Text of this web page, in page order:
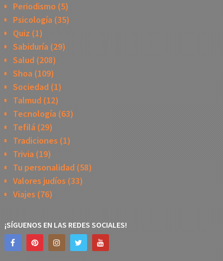
Periodismo (5)
Psicología(35)
Quiz (1)
Sabiduría(29)
Salud (208)
Shoa(109)
Sociedad(1)
Talmud (12)
Tecnología(63)
Tefilá(29)
Tradiciones (1)
Trivia(19)
Tu personalidad(58)
Valores judíos (33)
Viajes (76)
¡SÍGUENOS EN LAS REDES SOCIALES!